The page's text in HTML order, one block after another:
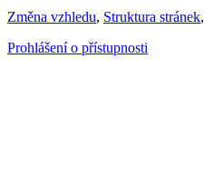
Změna vzhledu, Struktura stránek,
Prohlášení o přístupnosti